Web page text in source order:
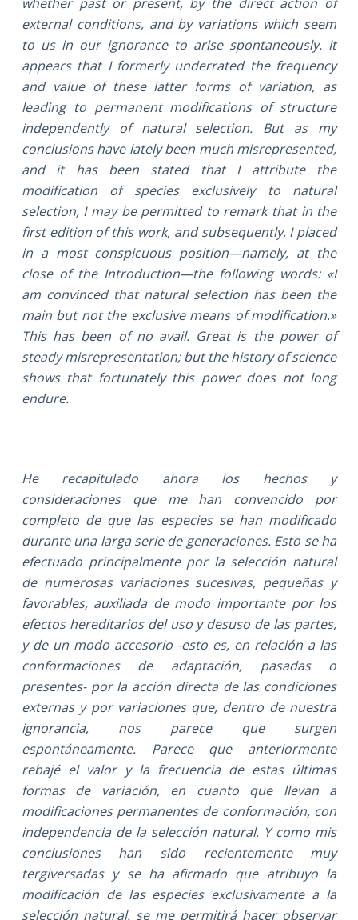
external conditions, and by variations which seem
to us in our ignorance to arise spontaneously. It
appears that I formerly underrated the frequency
and value of these latter forms of variation, as
leading to permanent modifications of structure
independently of natural selection. But as my
conclusions have lately been much misrepresented,
and it has been stated that I attribute the
modification of species exclusively to natural
selection, I may be permitted to remark that in the
first edition of this work, and subsequently, I placed
in a most conspicuous position—namely, at the
close of the Introduction—the following words: «I
am convinced that natural selection has been the
main but not the exclusive means of modification.»
This has been of no avail. Great is the power of
steady misrepresentation; but the history of science
shows that fortunately this power does not long
endure.
He recapitulado ahora los hechos y
consideraciones que me han convencido por
completo de que las especies se han modificado
durante una larga serie de generaciones. Esto se ha
efectuado principalmente por la selección natural
de numerosas variaciones sucesivas, pequeñas y
favorables, auxiliada de modo importante por los
efectos hereditarios del uso y desuso de las partes,
y de un modo accesorio -esto es, en relación a las
conformaciones de adaptación, pasadas o
presentes- por la acción directa de las condiciones
externas y por variaciones que, dentro de nuestra
ignorancia, nos parece que surgen
espontáneamente. Parece que anteriormente
rebajé el valor y la frecuencia de estas últimas
formas de variación, en cuanto que llevan a
modificaciones permanentes de conformación, con
independencia de la selección natural. Y como mis
conclusiones han sido recientemente muy
tergiversadas y se ha afirmado que atribuyo la
modificación de las especies exclusivamente a la
selección natural, se me permitirá hacer observar